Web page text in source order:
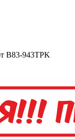
B83-943TPK